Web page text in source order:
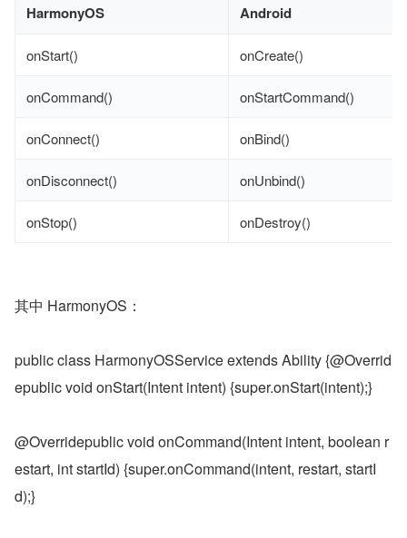
HarmonyOS Android
onStart() onCreate()
onCommand() onStartCommand()
onConnect() onBind()
onDisconnect() onUnbind()
onStop() onDestroy()
其中 HarmonyOS：
public class HarmonyOSService extends Ability {@Overrid
epublic void onStart(Intent intent) {super.onStart(intent);}
@Overridepublic void onCommand(Intent intent, boolean r
estart, int startId) {super.onCommand(intent, restart, startI
d);}